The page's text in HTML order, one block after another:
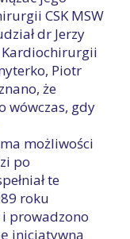
CSK MSW
dr Jerzy
Kardiochirurgii
Piotr
że
wówczas, gdy
możliwości
po
te
roku
prowadzono
inicjatywną